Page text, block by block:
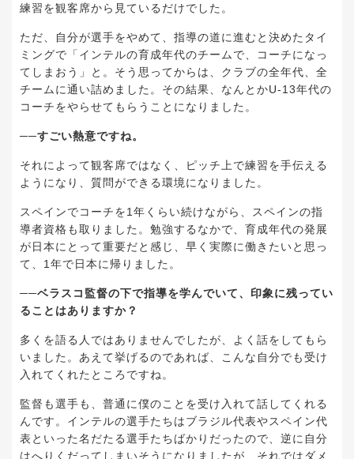
練習を観客席から見ているだけでした。
ただ、自分が選手をやめて、指導の道に進むと決めたタイ
ミングで「インテルの育成年代のチームで、コーチになっ
てしまおう」と。そう思ってからは、クラブの全年代、全
チームに通い詰めました。その結果、なんとかU-13年代の
コーチをやらせてもらうことになりました。
──すごい熱意ですね。
それによって観客席ではなく、ピッチ上で練習を手伝える
ようになり、質問ができる環境になりました。
スペインでコーチを1年くらい続けながら、スペインの指
導者資格も取りました。勉強するなかで、育成年代の発展
が日本にとって重要だと感じ、早く実際に働きたいと思っ
て、1年で日本に帰りました。
──ベラスコ監督の下で指導を学んでいて、印象に残ってい
ることはありますか？
多くを語る人ではありませんでしたが、よく話をしてもら
いました。あえて挙げるのであれば、こんな自分でも受け
入れてくれたところですね。
監督も選手も、普通に僕のことを受け入れて話してくれる
んです。インテルの選手たちはブラジル代表やスペイン代
表といった名だたる選手たちばかりだったので、逆に自分
はへりくだってしまいそうになりましたが、それではダメ